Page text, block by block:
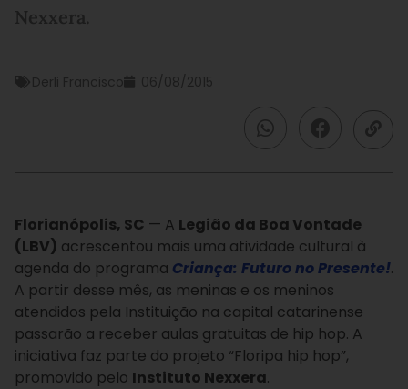
Nexxera.
Derli Francisco 06/08/2015
Florianópolis, SC — A Legião da Boa Vontade
(LBV) acrescentou mais uma atividade cultural à
agenda do programa Criança: Futuro no Presente!.
A partir desse mês, as meninas e os meninos
atendidos pela Instituição na capital catarinense
passarão a receber aulas gratuitas de hip hop. A
iniciativa faz parte do projeto “Floripa hip hop”,
promovido pelo Instituto Nexxera.